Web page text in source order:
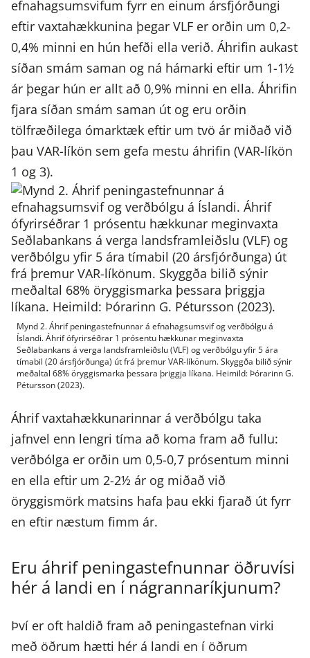
efnahagsumsvifum fyrr en einum ársfjórðungi
eftir vaxtahækkunina þegar VLF er orðin um 0,2-
0,4% minni en hún hefði ella verið. Áhrifin aukast
síðan smám saman og ná hámarki eftir um 1-1½
ár þegar hún er allt að 0,9% minni en ella. Áhrifin
fjara síðan smám saman út og eru orðin
tölfræðilega ómarktæk eftir um tvö ár miðað við
þau VAR-líkön sem gefa mestu áhrifin (VAR-líkön
1 og 3).
Mynd 2. Áhrif peningastefnunnar á efnahagsumsvif og verðbólgu á
Íslandi. Áhrif ófyrirséðrar 1 prósentu hækkunar meginvaxta
Seðlabankans á verga landsframleiðslu (VLF) og verðbólgu yfir 5 ára
tímabil (20 ársfjórðunga) út frá þremur VAR-líkönum. Skyggða bilið sýnir
meðaltal 68% öryggismarka þessara þriggja líkana. Heimild: Þórarinn G.
Pétursson (2023).
Áhrif vaxtahækkunarinnar á verðbólgu taka
jafnvel enn lengri tíma að koma fram að fullu:
verðbólga er orðin um 0,5-0,7 prósentum minni
en ella eftir um 2-2½ ár og miðað við
öryggismörk matsins hafa þau ekki fjarað út fyrr
en eftir næstum fimm ár.
Eru áhrif peningastefnunnar öðruvísi
hér á landi en í nágrannaríkjunum?
Því er oft haldið fram að peningastefnan virki
með öðrum hætti hér á landi en í öðrum